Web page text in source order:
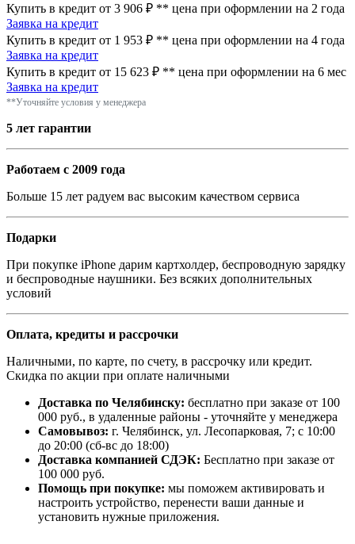
Купить в кредит от 3 906 ₽ ** цена при оформлении на 2 года
Заявка на кредит
Купить в кредит от 1 953 ₽ ** цена при оформлении на 4 года
Заявка на кредит
Купить в кредит от 15 623 ₽ ** цена при оформлении на 6 мес
Заявка на кредит
**Уточняйте условия у менеджера
5 лет гарантии
Работаем с 2009 года
Больше 15 лет радуем вас высоким качеством сервиса
Подарки
При покупке iPhone дарим картхолдер, беспроводную зарядку
и беспроводные наушники. Без всяких дополнительных
условий
Оплата, кредиты и рассрочки
Наличными, по карте, по счету, в рассрочку или кредит.
Скидка по акции при оплате наличными
Доставка по Челябинску: бесплатно при заказе от 100
000 руб., в удаленные районы - уточняйте у менеджера
Самовывоз: г. Челябинск, ул. Лесопарковая, 7; с 10:00
до 20:00 (сб-вс до 18:00)
Доставка компанией СДЭК: Бесплатно при заказе от
100 000 руб.
Помощь при покупке: мы поможем активировать и
настроить устройство, перенести ваши данные и
установить нужные приложения.